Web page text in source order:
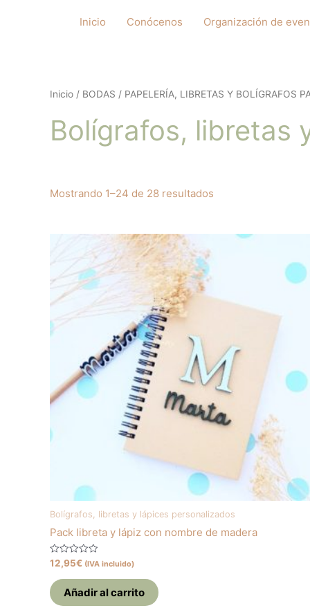
Inicio Conócenos Organización de
Inicio / BODAS / PAPELERÍA, LIBRETAS Y BOLÍGRAFOS
Bolígrafos, libretas
Mostrando 1–24 de 28 resultados
Bolígrafos, libretas y lápices personalizados
Pack libreta y lápiz con nombre de madera
Valorado
con
de
5
12,95€ (IVA incluido)
Añadir al carrito